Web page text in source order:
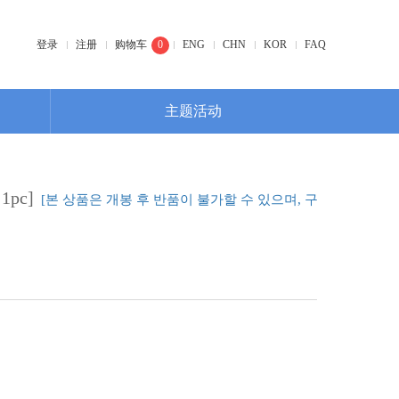
登录 注册 购物车 0 ENG CHN KOR FAQ
主题活动
[본 상품은 개봉 후 반품이 불가할 수 있으며, 구